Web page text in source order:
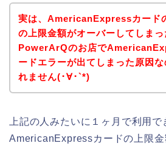
実は、AmericanExpressカード
の上限金額がオーバーしてしま
PowerArQのお店で
ードエラーが出てしまった原因な
れません(･∀･`*)
上記の人みたいに１ヶ月で利用で
AmericanExpressカードの上限金